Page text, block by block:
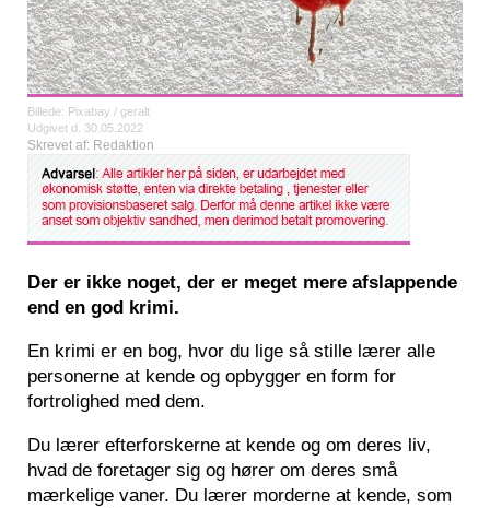
Billede: Pixabay / geralt
Udgivet d. 30.05.2022
Skrevet af: Redaktion
Der er ikke noget, der er meget mere afslappende
end en god krimi.
En krimi er en bog, hvor du lige så stille lærer alle
personerne at kende og opbygger en form for
fortrolighed med dem.
Du lærer efterforskerne at kende og om deres liv,
hvad de foretager sig og hører om deres små
mærkelige vaner. Du lærer morderne at kende, som